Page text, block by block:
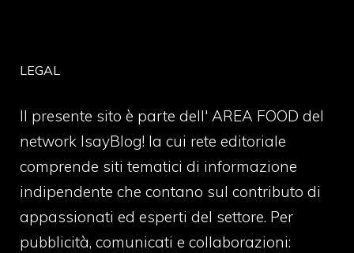
LEGAL
Il presente sito è parte dell' AREA FOOD del
network IsayBlog! la cui rete editoriale
comprende siti tematici di informazione
indipendente che contano sul contributo di
appassionati ed esperti del settore. Per
pubblicità, comunicati e collaborazioni: